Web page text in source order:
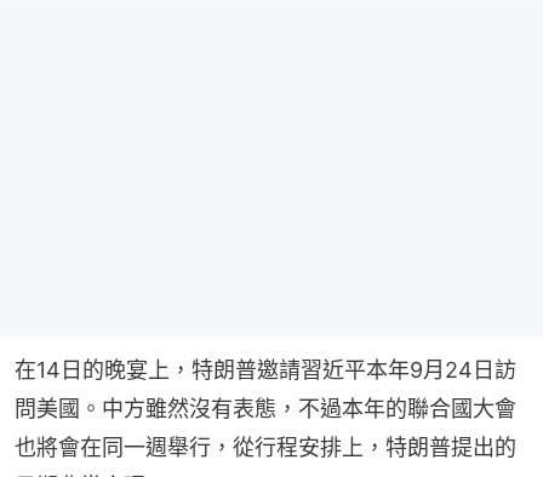
在14日的晚宴上，特朗普邀請習近平本年9月24日訪
問美國。中方雖然沒有表態，不過本年的聯合國大會
也將會在同一週舉行，從行程安排上，特朗普提出的